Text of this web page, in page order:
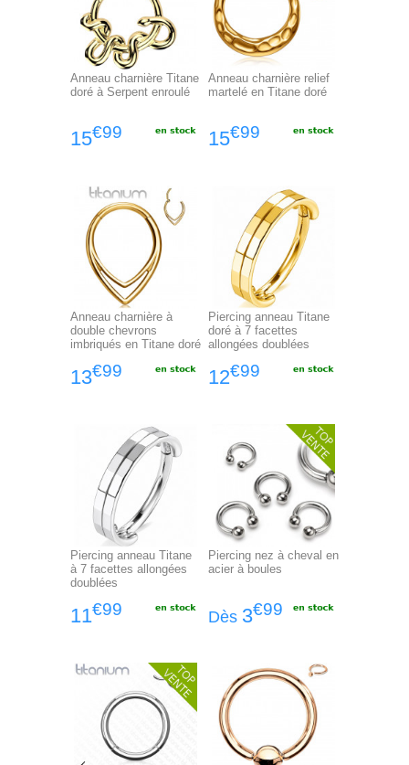
Anneau charnière Titane
doré à Serpent enroulé
15€99
Anneau charnière relief
martelé en Titane doré
15€99
Anneau charnière à
double chevrons
imbriqués en Titane doré
13€99
Piercing anneau Titane
doré à 7 facettes
allongées doublées
12€99
Piercing anneau Titane
à 7 facettes allongées
doublées
11€99
Piercing nez à cheval en
acier à boules
Dès 3€99